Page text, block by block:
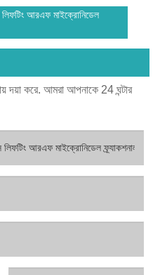
আরএফ মাইক্রোনিডেল
দয়া করে. আমরা আপনাকে 24 ঘন্টার